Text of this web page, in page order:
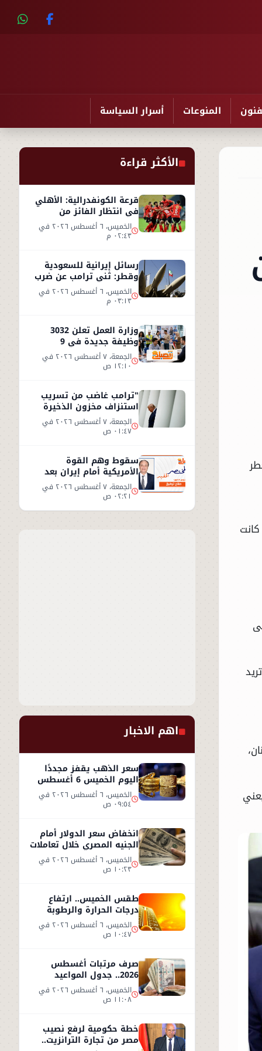
المنوعات أسرار السياسة
الأكثر قراءة
قرعة الكونفدرالية: الأهلي
في انتظار الفائز من
مقديشو سيتي وكيتاراالخميس، ٦ أغسطس ٢٠٢٦ في
٠٢:٤٣ م
رسائل إيرانية للسعودية
وقطر: ثني ترامب عن ضرب
إيران أو سنرد على الخليج
الخميس، ٦ أغسطس ٢٠٢٦ في
٠٣:١٣ م
وزارة العمل تعلن 3032
وظيفة جديدة في 9
محافظات مصرية الجمعة، ٧ أغسطس ٢٠٢٦ في
١٢:١٠ ص
"ترامب غاضب من تسريب
استنزاف مخزون الذخيرة
الأمريكية" الجمعة، ٧ أغسطس ٢٠٢٦ في
٠١:٤٧ ص
سقوط وهم القوة
الأمريكية أمام إيران بعد
تسريبات السلاح" الجمعة، ٧ أغسطس ٢٠٢٦ في
٠٢:٢١ ص
اهم الاخبار
سعر الذهب يقفز مجددًا
اليوم الخميس 6 أغسطس
2026.. وعيار 21 يسجل هذا
المستوى الخميس، ٦ أغسطس ٢٠٢٦ في
٠٩:٥٤ ص
انخفاض سعر الدولار أمام
الجنيه المصري خلال تعاملات
الخميس 6 أغسطس 2026 الخميس، ٦ أغسطس ٢٠٢٦ في
١٠:٢٣ ص
طقس الخميس.. ارتفاع
درجات الحرارة والرطوبة
يزيدان الإحساس بالحر الخميس، ٦ أغسطس ٢٠٢٦ في
١٠:٤٧ ص
صرف مرتبات أغسطس
2026.. جدول المواعيد
وأحدث تفاصيل الحد الأدنى
للأجور الخميس، ٦ أغسطس ٢٠٢٦ في
١١:٠٨ ص
خطة حكومية لرفع نصيب
مصر من تجارة الترانزيت..